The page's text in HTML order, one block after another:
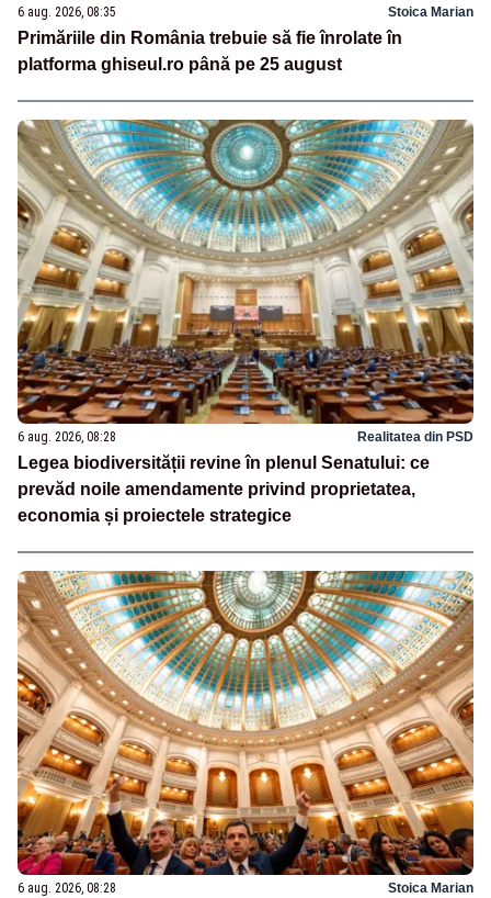
6 aug. 2026, 08:35 Stoica Marian
Primăriile din România trebuie să fie înrolate în
platforma ghiseul.ro până pe 25 august
6 aug. 2026, 08:28 Realitatea din PSD
Legea biodiversității revine în plenul Senatului: ce
prevăd noile amendamente privind proprietatea,
economia și proiectele strategice
6 aug. 2026, 08:28 Stoica Marian